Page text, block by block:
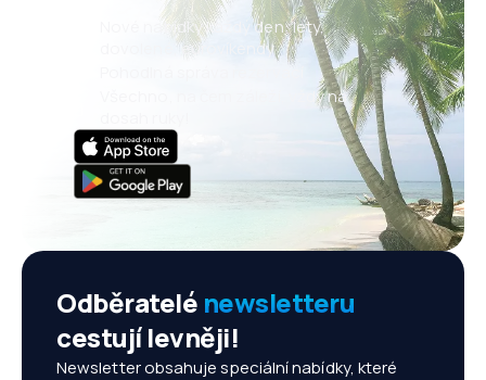
Nové nabídky každý den: lety,
dovolené, eurovíkendy
Všechno, na čem záleží, vždy na
Odběratelé newsletteru
cestují levněji!
Newsletter obsahuje speciální nabídky, které